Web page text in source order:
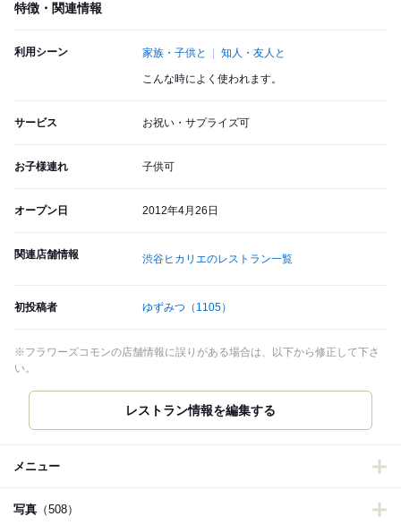
特徴・関連情報
利用シーン 家族・子供と 知人・友人と
こんな時によく使われます。
サービス お祝い・サプライズ可
お子様連れ 子供可
オープン日 2012年4月26日
関連店舗情報 渋谷ヒカリエのレストラン一覧
初投稿者 ゆずみつ （1105）
※フラワーズコモンの店舗情報に誤りがある場合は、以下から修正して下さ
い。
レストラン情報を編集する
メニュー
写真 （508）